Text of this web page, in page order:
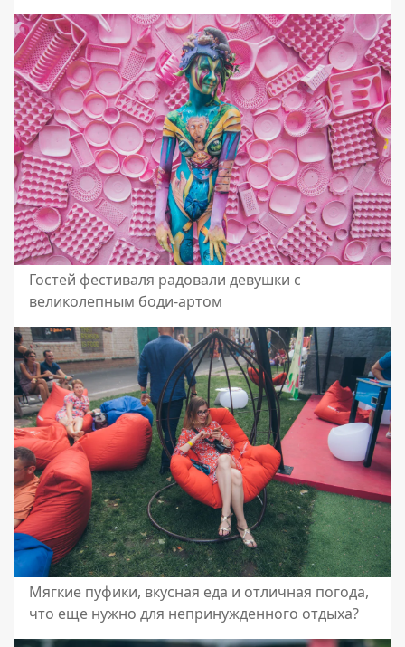
Гостей фестиваля радовали девушки с
великолепным боди-артом
Мягкие пуфики, вкусная еда и отличная погода,
что еще нужно для непринужденного отдыха?